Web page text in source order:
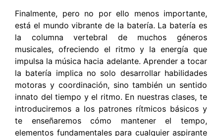
Finalmente, pero no por ello menos importante,
está el mundo vibrante de la batería. La batería es
la columna vertebral de muchos géneros
musicales, ofreciendo el ritmo y la energía que
impulsa la música hacia adelante. Aprender a tocar
la batería implica no solo desarrollar habilidades
motoras y coordinación, sino también un sentido
innato del tiempo y el ritmo. En nuestras clases, te
introduciremos a los patrones rítmicos básicos y
te enseñaremos cómo mantener el tempo,
elementos fundamentales para cualquier aspirante